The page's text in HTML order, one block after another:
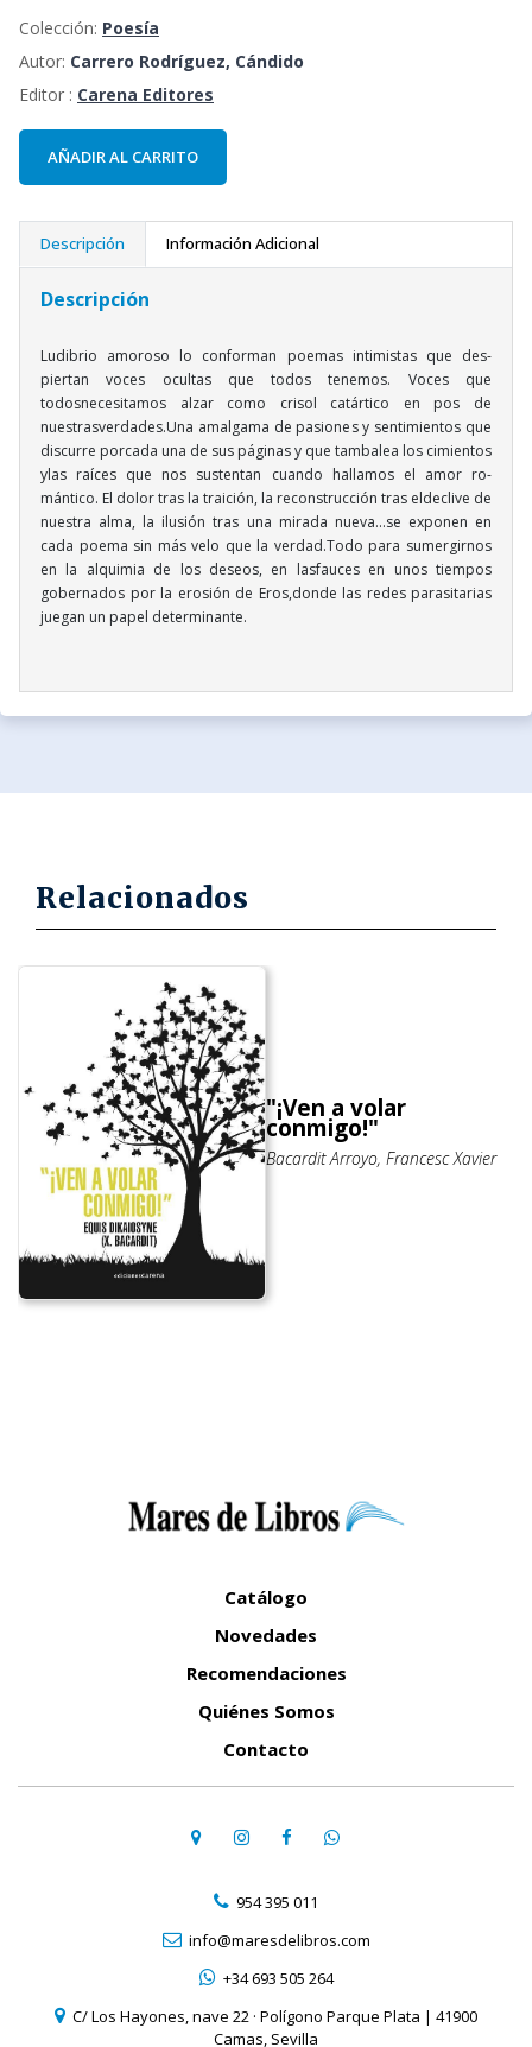
Colección: Poesía
Autor: Carrero Rodríguez, Cándido
Editor : Carena Editores
AÑADIR AL CARRITO
Descripción Información Adicional
Descripción
Ludibrio amoroso lo conforman poemas intimistas que des-
piertan voces ocultas que todos tenemos. Voces que
todosnecesitamos alzar como crisol catártico en pos de
nuestrasverdades.Una amalgama de pasiones y sentimientos que
discurre porcada una de sus páginas y que tambalea los cimientos
ylas raíces que nos sustentan cuando hallamos el amor ro-
mántico. El dolor tras la traición, la reconstrucción tras eldeclive de
nuestra alma, la ilusión tras una mirada nueva...se exponen en
cada poema sin más velo que la verdad.Todo para sumergirnos
en la alquimia de los deseos, en lasfauces en unos tiempos
gobernados por la erosión de Eros,donde las redes parasitarias
juegan un papel determinante.
Relacionados
"¡Ven a volar
conmigo!"
Bacardit Arroyo, Francesc Xavier
Catálogo
Novedades
Recomendaciones
Quiénes Somos
Contacto
954 395 011
info@maresdelibros.com
+34 693 505 264
C/ Los Hayones, nave 22 · Polígono Parque Plata | 41900
Camas, Sevilla